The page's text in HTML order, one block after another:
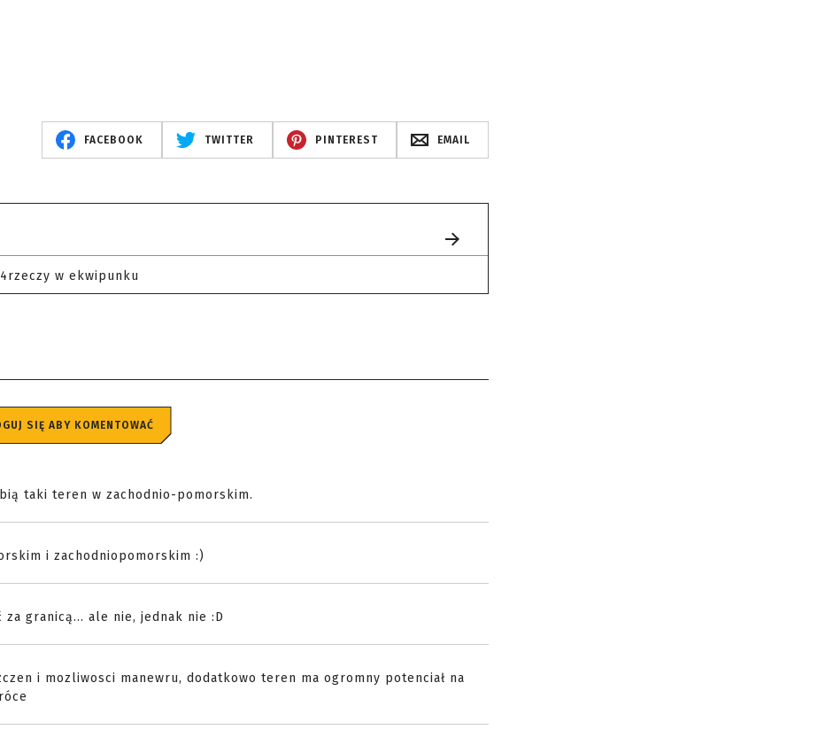
FACEBOOK TWITTER PINTEREST EMAIL
4rzeczy w ekwipunku
SIĘ ABY KOMENTOWAĆ
taki teren w zachodnio-pomorskim.
i zachodniopomorskim :)
za granicą... ale nie, jednak nie :D
i mozliwosci manewru, dodatkowo teren ma ogromny potenciał na